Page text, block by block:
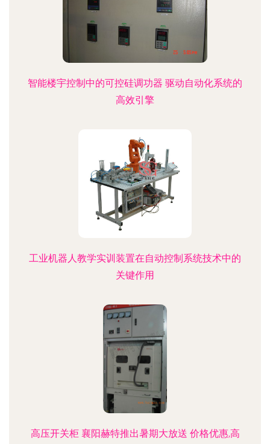
智能楼宇控制中的可控硅调功器 驱动自动化系统的
高效引擎
工业机器人教学实训装置在自动控制系统技术中的
关键作用
高压开关柜 襄阳赫特推出暑期大放送 价格优惠,高